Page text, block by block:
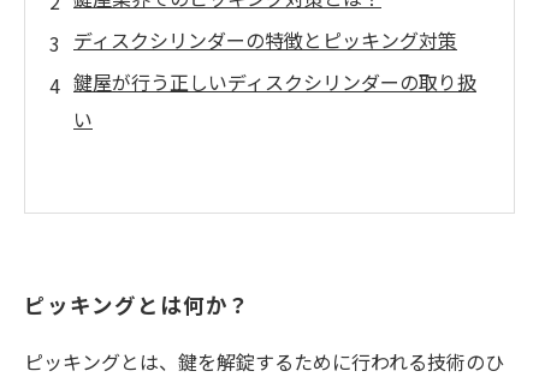
ディスクシリンダーの特徴とピッキング対策
鍵屋が行う正しいディスクシリンダーの取り扱
い
ピッキングとは何か？
ピッキングとは、鍵を解錠するために行われる技術のひ